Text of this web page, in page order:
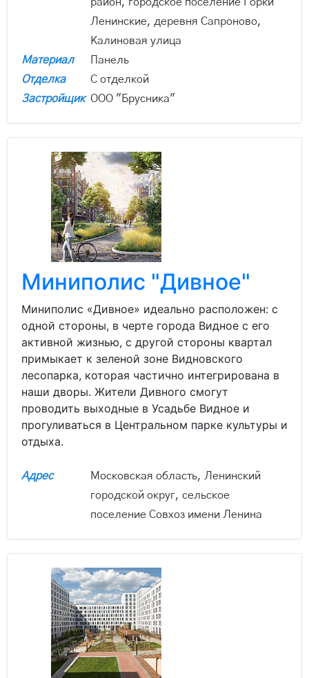
Ленинские, деревня Сапроново,
Калиновая улица
Материал
Панель
Отделка
С отделкой
Застройщик ООО "Брусника"
Миниполис "Дивное"
Миниполис «Дивное» идеально расположен: с
одной стороны, в черте города Видное с его
активной жизнью, с другой стороны квартал
примыкает к зеленой зоне Видновского
лесопарка, которая частично интегрирована в
наши дворы. Жители Дивного смогут
проводить выходные в Усадьбе Видное и
прогуливаться в Центральном парке культуры и
отдыха.
Адрес
Московская область, Ленинский
городской округ, сельское
поселение Совхоз имени Ленина